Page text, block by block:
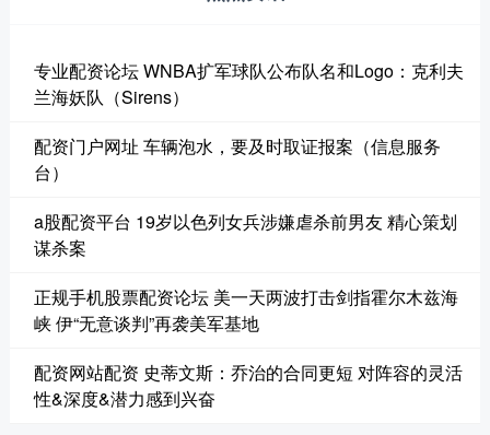
专业配资论坛 WNBA扩军球队公布队名和Logo：克利夫
兰海妖队（Sirens）
配资门户网址 车辆泡水，要及时取证报案（信息服务
台）
a股配资平台 19岁以色列女兵涉嫌虐杀前男友 精心策划
谋杀案
正规手机股票配资论坛 美一天两波打击剑指霍尔木兹海
峡 伊“无意谈判”再袭美军基地
配资网站配资 史蒂文斯：乔治的合同更短 对阵容的灵活
性&深度&潜力感到兴奋